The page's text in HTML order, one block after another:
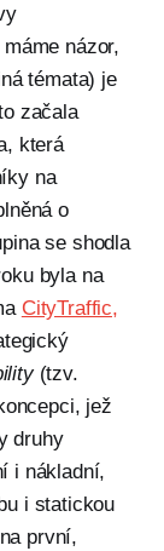
názor,
témata) je
začala
která
na
o
se shodla
byla na
CityTraffic,
(tzv.
jež
druhy
i nákladní,
i statickou
první,